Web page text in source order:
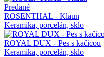
Predané
ROSENTHAL - Klaun
Keramika, porcelán, sklo
ROYAL DUX - Pes s kačicou
Keramika, porcelán, sklo